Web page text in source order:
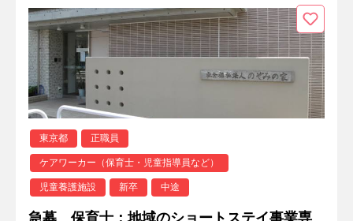
東京都 正職員
ケアワーカー（保育士・児童指導員など）
児童養護施設 新卒 中途
急募 保育士：地域のショートステイ事業専